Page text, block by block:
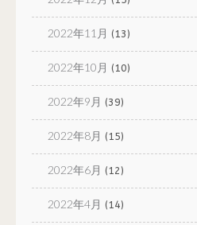
2022年11月 (13)
2022年10月 (10)
2022年9月 (39)
2022年8月 (15)
2022年6月 (12)
2022年4月 (14)